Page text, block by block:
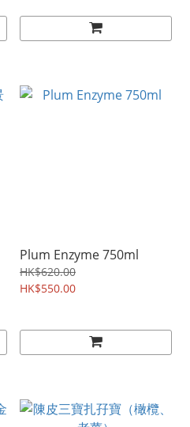
Plum Enzyme 750ml
HK$620.00
HK$550.00